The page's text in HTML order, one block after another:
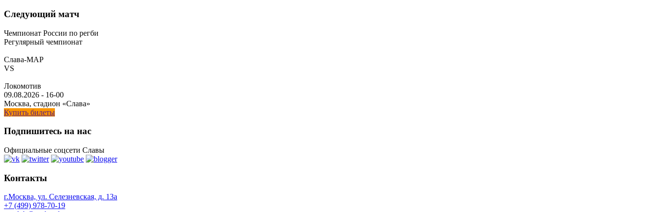
Следующий матч
Чемпионат России по регби
Регулярный чемпионат
Слава-МАР
VS
Локомотив
09.08.2026 - 16-00
Москва, стадион «Слава»
Купить билеты
Подпишитесь на нас
Официальные соцсети Славы
Контакты
г.Москва, ул. Селезневская, д. 13a
+7 (499) 978-70-19